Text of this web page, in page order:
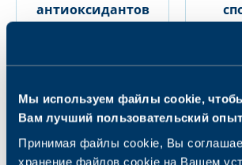
Мы используем файлы cookie,
Вам лучший пользовательский
Принимая файлы cookie, Вы
хранение файлов cookie на Вашем
антиоксидантов